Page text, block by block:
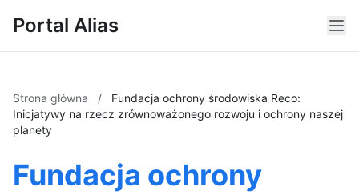
Portal Alias
Strona główna /
Fundacja ochrony środowiska Reco:
Inicjatywy na rzecz zrównoważonego rozwoju i ochrony naszej
planety
Fundacja ochrony